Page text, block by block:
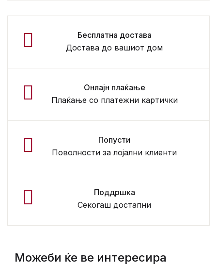
Бесплатна достава
Достава до вашиот дом
Онлајн плаќање
Плаќање со платежни картички
Попусти
Поволности за лојални клиенти
Поддршка
Секогаш достапни
Можеби ќе ве интересира